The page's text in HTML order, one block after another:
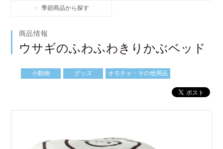
お客様窓口・Q＆A
会社情報
季節商品から探す
商品情報
ウサギのふわふわきりかぶベッド
小動物 グッズ オモチャ・その他用品